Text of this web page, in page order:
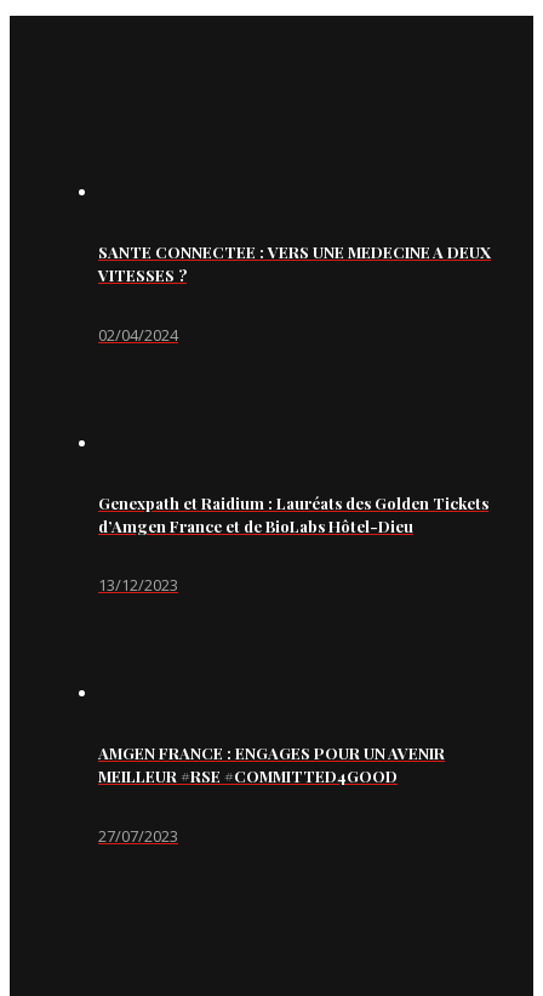
SANTE CONNECTEE : VERS UNE MEDECINE A DEUX
VITESSES ?
02/04/2024
Genexpath et Raidium : Lauréats des Golden Tickets
d’Amgen France et de BioLabs Hôtel-Dieu
13/12/2023
AMGEN FRANCE : ENGAGES POUR UN AVENIR
MEILLEUR #RSE #COMMITTED4GOOD
27/07/2023